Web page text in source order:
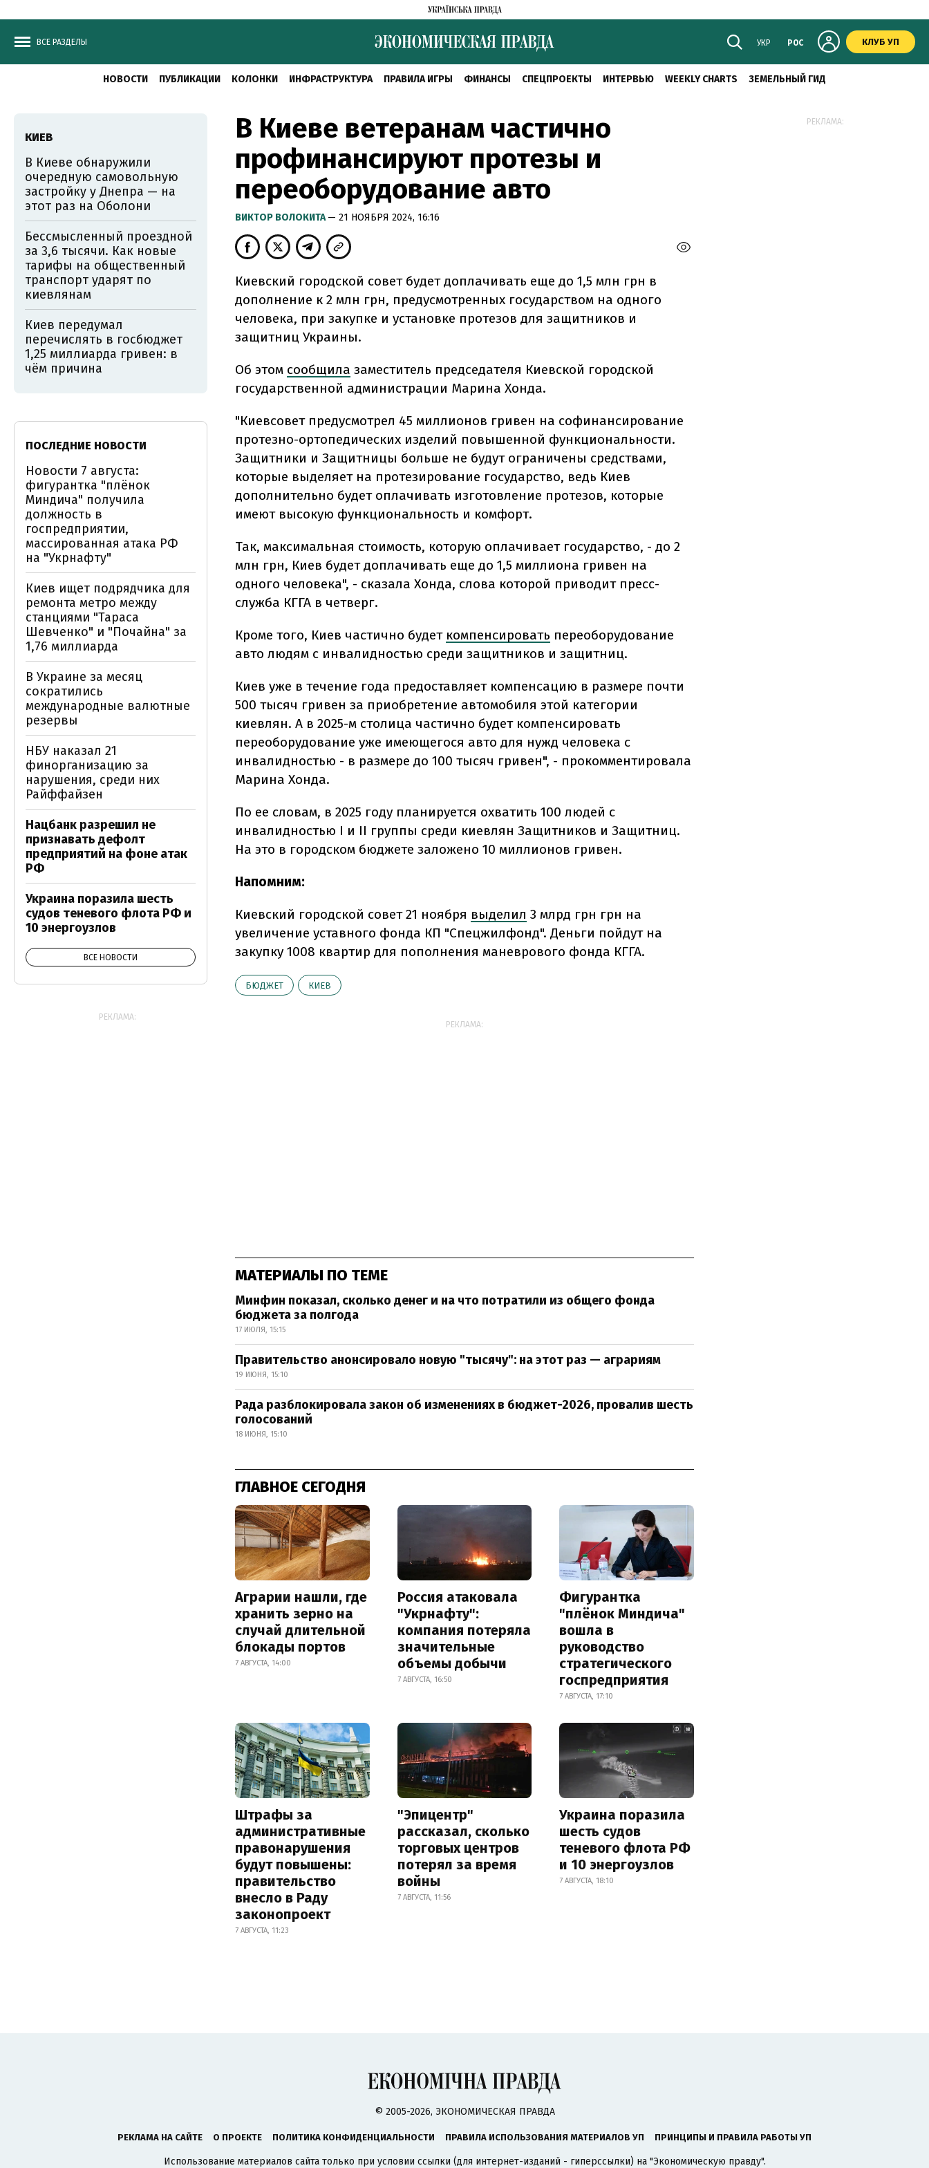
ВСЕ РАЗДЕЛЫ УКР РОС КЛУБ УП
НОВОСТИ ПУБЛИКАЦИИ КОЛОНКИ ИНФРАСТРУКТУРА ПРАВИЛА ИГРЫ ФИНАНСЫ СПЕЦПРОЕКТЫ ИНТЕРВЬЮ WEEKLY CHARTS ЗЕМЕЛЬНЫЙ ГИД
В Киеве ветеранам частично
профинансируют протезы и
переоборудование авто
ВИКТОР ВОЛОКИТА— 21 НОЯБРЯ 2024, 16:16
Киевский городской совет будет доплачивать еще до 1,5 млн грн в
дополнение к 2 млн грн, предусмотренных государством на одного
человека, при закупке и установке протезов для защитников и
защитниц Украины.
Об этом сообщила заместитель председателя Киевской городской
государственной администрации Марина Хонда.
"Киевсовет предусмотрел 45 миллионов гривен на софинансирование
протезно-ортопедических изделий повышенной функциональности.
Защитники и Защитницы больше не будут ограничены средствами,
которые выделяет на протезирование государство, ведь Киев
дополнительно будет оплачивать изготовление протезов, которые
имеют высокую функциональность и комфорт.
Так, максимальная стоимость, которую оплачивает государство, - до 2
млн грн, Киев будет доплачивать еще до 1,5 миллиона гривен на
одного человека", - сказала Хонда, слова которой приводит пресс-
служба КГГА в четверг.
Кроме того, Киев частично будет компенсировать переоборудование
авто людям с инвалидностью среди защитников и защитниц.
Киев уже в течение года предоставляет компенсацию в размере почти
500 тысяч гривен за приобретение автомобиля этой категории
киевлян. А в 2025-м столица частично будет компенсировать
переоборудование уже имеющегося авто для нужд человека с
инвалидностью - в размере до 100 тысяч гривен", - прокомментировала
Марина Хонда.
По ее словам, в 2025 году планируется охватить 100 людей с
инвалидностью І и ІІ группы среди киевлян Защитников и Защитниц.
На это в городском бюджете заложено 10 миллионов гривен.
Напомним:
Киевский городской совет 21 ноября выделил 3 млрд грн грн на
увеличение уставного фонда КП "Спецжилфонд". Деньги пойдут на
закупку 1008 квартир для пополнения маневрового фонда КГГА.
БЮДЖЕТ КИЕВ
РЕКЛАМА:
МАТЕРИАЛЫ ПО ТЕМЕ
Минфин показал, сколько денег и на что потратили из общего фонда
бюджета за полгода
17 ИЮЛЯ, 15:15
Правительство анонсировало новую "тысячу": на этот раз — аграриям
19 ИЮНЯ, 15:10
Рада разблокировала закон об изменениях в бюджет-2026, провалив шесть
голосований
18 ИЮНЯ, 15:10
ГЛАВНОЕ СЕГОДНЯ
Аграрии нашли, где
хранить зерно на
случай длительной
блокады портов
7 АВГУСТА, 14:00
Россия атаковала
"Укрнафту":
компания потеряла
значительные
объемы добычи
7 АВГУСТА, 16:50
Фигурантка
"плёнок Миндича"
вошла в
руководство
стратегического
госпредприятия
7 АВГУСТА, 17:10
Штрафы за
административные
правонарушения
будут повышены:
правительство
внесло в Раду
законопроект
7 АВГУСТА, 11:23
"Эпицентр"
рассказал, сколько
торговых центров
потерял за время
войны
7 АВГУСТА, 11:56
Украина поразила
шесть судов
теневого флота РФ
и 10 энергоузлов
7 АВГУСТА, 18:10
КИЕВ
В Киеве обнаружили
очередную самовольную
застройку у Днепра — на
этот раз на Оболони
Бессмысленный проездной
за 3,6 тысячи. Как новые
тарифы на общественный
транспорт ударят по
киевлянам
Киев передумал
перечислять в госбюджет
1,25 миллиарда гривен: в
чём причина
ПОСЛЕДНИЕ НОВОСТИ
Новости 7 августа:
фигурантка "плёнок
Миндича" получила
должность в
госпредприятии,
массированная атака РФ
на "Укрнафту"
Киев ищет подрядчика для
ремонта метро между
станциями "Тараса
Шевченко" и "Почайна" за
1,76 миллиарда
В Украине за месяц
сократились
международные валютные
резервы
НБУ наказал 21
финорганизацию за
нарушения, среди них
Райффайзен
Нацбанк разрешил не
признавать дефолт
предприятий на фоне атак
РФ
Украина поразила шесть
судов теневого флота РФ и
10 энергоузлов
ВСЕ НОВОСТИ
РЕКЛАМА:
РЕКЛАМА:
© 2005-2026, ЭКОНОМИЧЕСКАЯ ПРАВДА
РЕКЛАМА НА САЙТЕ О ПРОЕКТЕ ПОЛИТИКА КОНФИДЕНЦИАЛЬНОСТИ ПРАВИЛА ИСПОЛЬЗОВАНИЯ МАТЕРИАЛОВ УП ПРИНЦИПЫ И ПРАВИЛА РАБОТЫ УП
Использование материалов сайта только при условии ссылки (для интернет-изданий - гиперссылки) на "Экономическую правду".